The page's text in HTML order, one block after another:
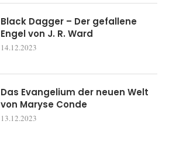
Black Dagger – Der gefallene
Engel von J. R. Ward
14.12.2023
Das Evangelium der neuen Welt
von Maryse Conde
13.12.2023